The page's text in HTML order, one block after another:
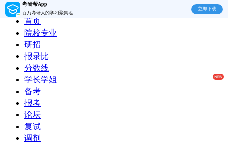
考研帮App
百万考研人的学习聚集地
立即下载
首页
院校专业
研招
报录比
分数线
学长学姐
备考
报考
论坛
复试
调剂